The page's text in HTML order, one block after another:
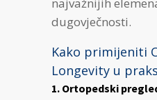
dugovječnosti.
Kako primijeniti
Longevity u
1. Ortopedski